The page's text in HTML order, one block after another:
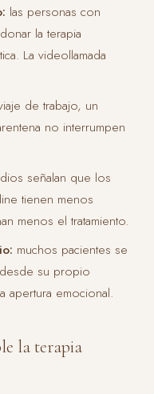
las personas con
la terapia
La videollamada
de trabajo, un
no interrumpen
señalan que los
tienen menos
menos el tratamiento.
muchos pacientes se
su propio
apertura emocional.
la terapia